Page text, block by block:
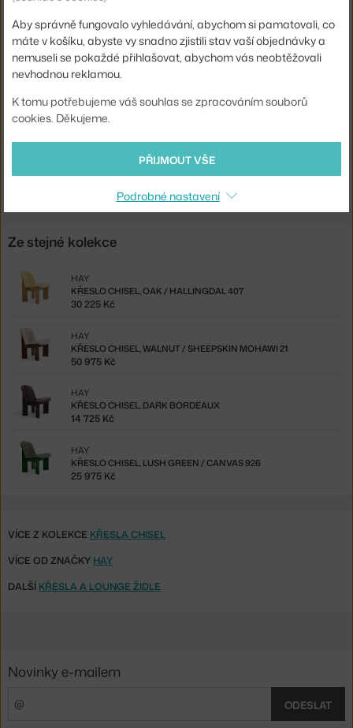
Sedák:
dřevo
Podnož:
dřevo
Typ:
Křeslo / ottoman
Kód produktu HAY-AD583-A210-AA51-01UF
EAN
5710441377306
Ste zo Slovenska? Prejdite naKreslo Chisel, oak
Shopping from the EU? Switch toChisel Lounge Chair, oak
Ze stejné kolekce
KŘESLO CHISEL, OAK / HALLINGDAL 407
HAY
30 225 Kč
KŘESLO CHISEL, WALNUT / SHEEPSKIN MOHAWI 21
HAY
50 975 Kč
KŘESLO CHISEL, DARK BORDEAUX
HAY
14 725 Kč
KŘESLO CHISEL, LUSH GREEN / CANVAS 926
HAY
25 975 Kč
VÍCE Z KOLEKCE KŘESLA CHISEL
VÍCE OD ZNAČKY HAY
DALŠÍ KŘESLA A LOUNGE ŽIDLE
Aby správně fungovalo vyhledávání, abychom si pamatovali, co
máte v košíku, abyste vy snadno zjistili stav vaší objednávky a
nemuseli se pokaždé přihlašovat, abychom vás neobtěžovali
nevhodnou reklamou.
K tomu potřebujeme váš souhlas se zpracováním souborů
cookies. Děkujeme.
PŘIJMOUT VŠE
Podrobné nastavení
Novinky e-mailem
ODESLAT